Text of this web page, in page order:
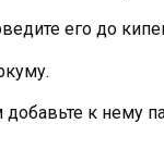
его до
добавьте к